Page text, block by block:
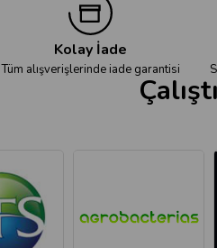
Kolay İade
Tüm alışverişlerinde iade garantisi